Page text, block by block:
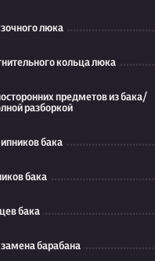
люка
кольца люка
предметов из бака/
разборкой
бака
бака
бака
барабана